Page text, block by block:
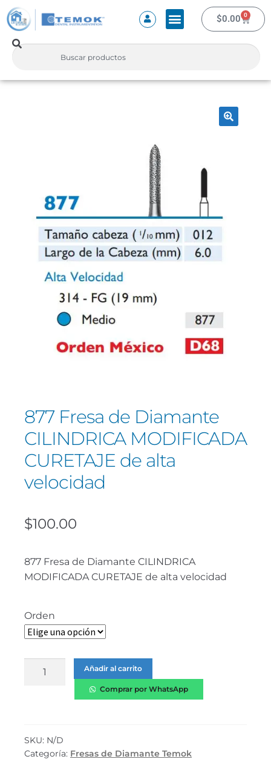
$0.00 0
877 Fresa de Diamante
CILINDRICA MODIFICADA
CURETAJE de alta
velocidad
$100.00
877 Fresa de Diamante CILINDRICA
MODIFICADA CURETAJE de alta velocidad
Orden
Añadir al carrito
Comprar por WhatsApp
SKU: N/D
Categoría: Fresas de Diamante Temok